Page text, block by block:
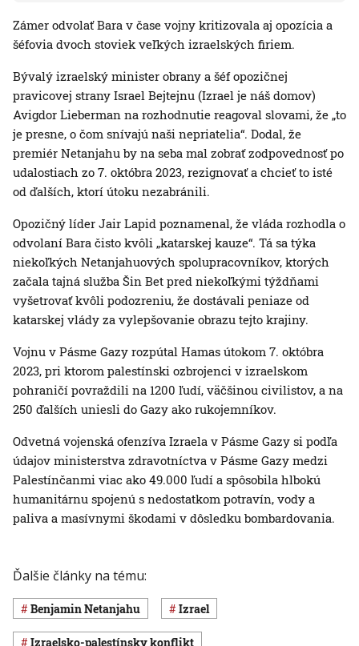
Zámer odvolať Bara v čase vojny kritizovala aj opozícia a
šéfovia dvoch stoviek veľkých izraelských firiem.
Bývalý izraelský minister obrany a šéf opozičnej
pravicovej strany Israel Bejtejnu (Izrael je náš domov)
Avigdor Lieberman na rozhodnutie reagoval slovami, že „to
je presne, o čom snívajú naši nepriatelia“. Dodal, že
premiér Netanjahu by na seba mal zobrať zodpovednosť po
udalostiach zo 7. októbra 2023, rezignovať a chcieť to isté
od ďalších, ktorí útoku nezabránili.
Opozičný líder Jair Lapid poznamenal, že vláda rozhodla o
odvolaní Bara čisto kvôli „katarskej kauze“. Tá sa týka
niekoľkých Netanjahuových spolupracovníkov, ktorých
začala tajná služba Šin Bet pred niekoľkými týždňami
vyšetrovať kvôli podozreniu, že dostávali peniaze od
katarskej vlády za vylepšovanie obrazu tejto krajiny.
Vojnu v Pásme Gazy rozpútal Hamas útokom 7. októbra
2023, pri ktorom palestínski ozbrojenci v izraelskom
pohraničí povraždili na 1200 ľudí, väčšinou civilistov, a na
250 ďalších uniesli do Gazy ako rukojemníkov.
Odvetná vojenská ofenzíva Izraela v Pásme Gazy si podľa
údajov ministerstva zdravotníctva v Pásme Gazy medzi
Palestínčanmi viac ako 49.000 ľudí a spôsobila hlbokú
humanitárnu spojenú s nedostatkom potravín, vody a
paliva a masívnymi škodami v dôsledku bombardovania.
Ďalšie články na tému:
Benjamin Netanjahu Izrael
izraelsko-palestínsky konflikt